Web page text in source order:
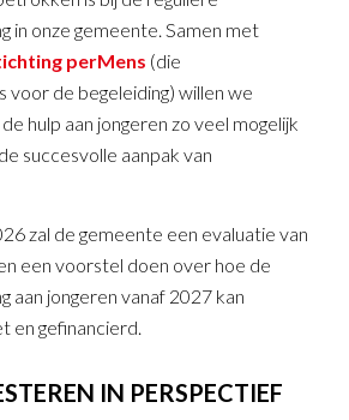
in onze gemeente. Samen met
perMens (die
voor de begeleiding) willen we
hulp aan jongeren zo veel mogelijk
succesvolle aanpak van
zal de gemeente een evaluatie van
een voorstel doen over hoe de
aan jongeren vanaf 2027 kan
en gefinancierd.
IN PERSPECTIEF